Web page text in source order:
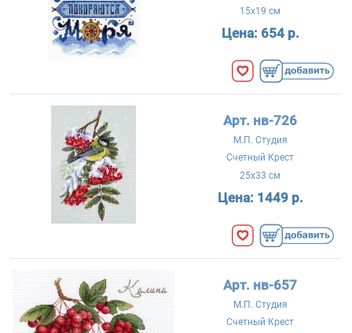
15x19 см
Цена: 654 р.
Арт. нв-726
М.П. Студия
Счетный Крест
25x33 см
Цена: 1449 р.
Арт. нв-657
М.П. Студия
Счетный Крест